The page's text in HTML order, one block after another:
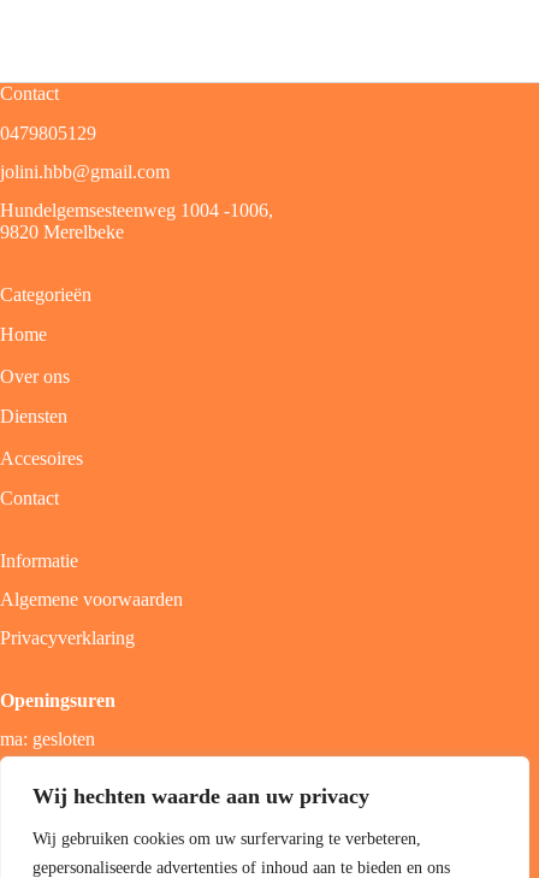
Wij hechten waarde aan uw privacy
Wij gebruiken cookies om uw surfervaring te verbeteren,
gepersonaliseerde advertenties of inhoud aan te bieden en ons
Contact
0479805129
jolini.hbb@gmail.com
Hundelgemsesteenweg 1004 -1006,
9820 Merelbeke
Categorieën
Home
Over ons
Diensten
Accesoires
Contact
Informatie
Algemene voorwaarden
Privacyverklaring
Openingsuren
ma: gesloten
zon; gesloten